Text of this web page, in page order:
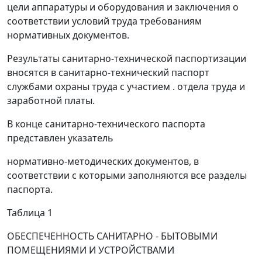
цели аппаратуры и оборудования и заключения о
соответствии условий труда требованиям
нормативных документов.
Результаты санитарно-технической паспортизации
вносятся в санитарно-технический паспорт
службами охраны труда с участием . отдела труда и
заработной платы.
В конце санитарно-технического паспорта
представлен указатель
нормативно-методических документов, в
соответствии с которыми заполняются все разделы
паспорта.
Таблица 1
ОБЕСПЕЧЕННОСТЬ САНИТАРНО - БЫТОВЫМИ
ПОМЕЩЕНИЯМИ И УСТРОЙСТВАМИ